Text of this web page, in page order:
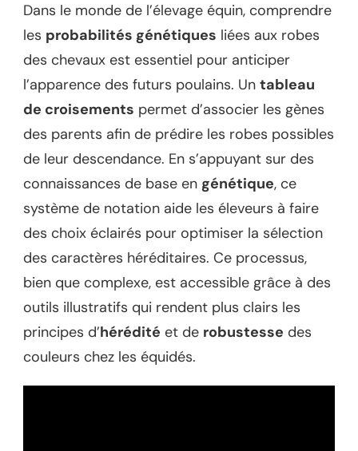
Dans le monde de l’élevage équin, comprendre
les probabilités génétiques liées aux robes
des chevaux est essentiel pour anticiper
l’apparence des futurs poulains. Un tableau
de croisements permet d’associer les gènes
des parents afin de prédire les robes possibles
de leur descendance. En s’appuyant sur des
connaissances de base en génétique, ce
système de notation aide les éleveurs à faire
des choix éclairés pour optimiser la sélection
des caractères héréditaires. Ce processus,
bien que complexe, est accessible grâce à des
outils illustratifs qui rendent plus clairs les
principes d’hérédité et de robustesse des
couleurs chez les équidés.